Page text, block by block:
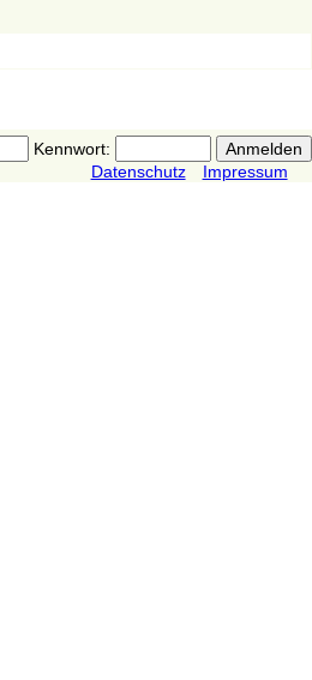
Kennwort:
Datenschutz
Impressum